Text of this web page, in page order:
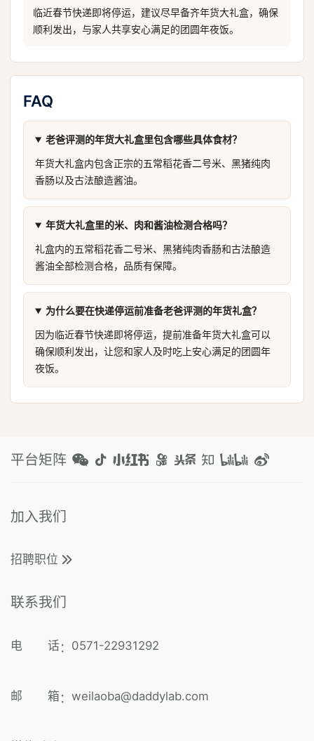
临近春节快递即将停运，建议尽早备齐年货大礼盒，确保
顺利发出，与家人共享安心满足的团圆年夜饭。
FAQ
老爸评测的年货大礼盒里包含哪些具体食材？
年货大礼盒内包含正宗的五常稻花香二号米、黑猪纯肉
香肠以及古法酿造酱油。
年货大礼盒里的米、肉和酱油检测合格吗？
礼盒内的五常稻花香二号米、黑猪纯肉香肠和古法酿造
酱油全部检测合格，品质有保障。
为什么要在快递停运前准备老爸评测的年货礼盒？
因为临近春节快递即将停运，提前准备年货大礼盒可以
确保顺利发出，让您和家人及时吃上安心满足的团圆年
夜饭。
平台矩阵
加入我们
招聘职位
联系我们
电 话 ： 0571-22931292
邮 箱 ： weilaoba@daddylab.com